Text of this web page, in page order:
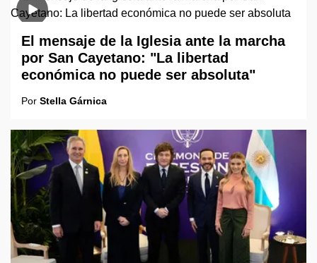
El mensaje de la Iglesia ante la marcha
por San Cayetano: "La libertad
económica no puede ser absoluta"
Por Stella Gárnica